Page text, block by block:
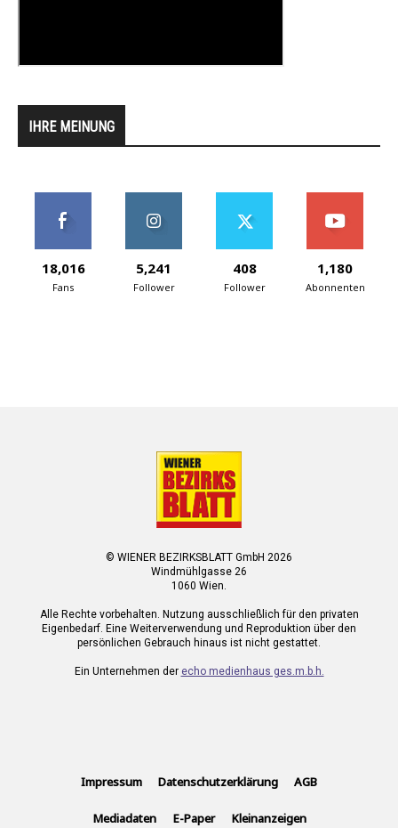
IHRE MEINUNG
18,016
Fans
5,241
Follower
408
Follower
1,180
Abonnenten
© WIENER BEZIRKSBLATT GmbH 2026
Windmühlgasse 26
1060 Wien.
Alle Rechte vorbehalten. Nutzung ausschließlich für den privaten
Eigenbedarf. Eine Weiterverwendung und Reproduktion über den
persönlichen Gebrauch hinaus ist nicht gestattet.
Ein Unternehmen der echo medienhaus ges.m.b.h.
Impressum Datenschutzerklärung AGB
Mediadaten E-Paper Kleinanzeigen